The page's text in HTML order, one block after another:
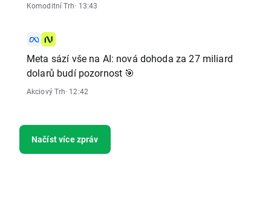
Komoditní Trh· 13:43
Meta sází vše na AI: nová dohoda za 27 miliard
dolarů budí pozornost 🎯
Akciový Trh· 12:42
Načíst více zpráv